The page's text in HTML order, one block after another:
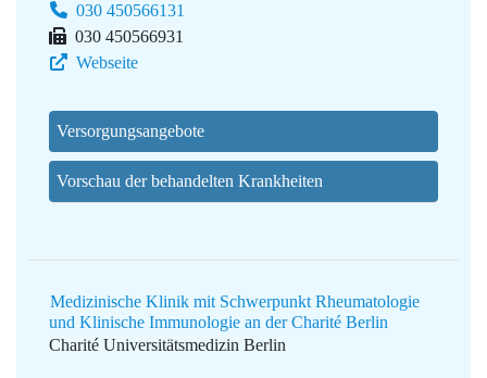
030 450566131
030 450566931
Webseite
Versorgungsangebote
Vorschau der behandelten Krankheiten
Medizinische Klinik mit Schwerpunkt Rheumatologie
und Klinische Immunologie an der Charité Berlin
Charité Universitätsmedizin Berlin